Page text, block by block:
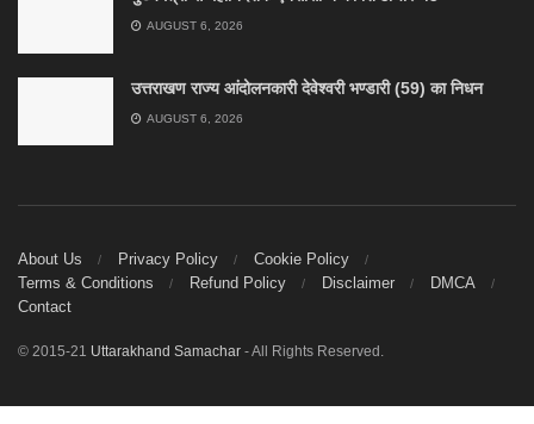
AUGUST 6, 2026
उत्तराखण राज्य आंदोलनकारी देवेश्वरी भण्डारी (59) का निधन
AUGUST 6, 2026
About Us Privacy Policy
Cookie Policy
Terms & Conditions
Refund Policy Disclaimer
DMCA
Contact
© 2015-21 Uttarakhand Samachar - All Rights Reserved.